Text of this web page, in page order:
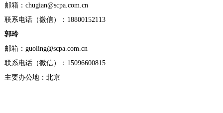
邮箱：chugian@scpa.com.cn
联系电话（微信）：18800152113
郭玲
邮箱：guoling@scpa.com.cn
联系电话（微信）：15096600815
主要办公地：北京